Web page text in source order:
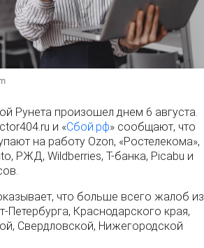
Рунета произошел днем 6 августа.
и «Сбой.рф» сообщают, что
на работу Ozon, «Ростелекома»,
РЖД, Wildberries, Т-банка, Picabu и
что больше всего жалоб из
Петербурга, Краснодарского края,
Свердловской, Нижегородской